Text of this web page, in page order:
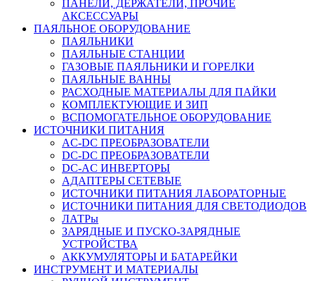
ПАНЕЛИ, ДЕРЖАТЕЛИ, ПРОЧИЕ
АКСЕССУАРЫ
ПАЯЛЬНОЕ ОБОРУДОВАНИЕ
ПАЯЛЬНИКИ
ПАЯЛЬНЫЕ СТАНЦИИ
ГАЗОВЫЕ ПАЯЛЬНИКИ И ГОРЕЛКИ
ПАЯЛЬНЫЕ ВАННЫ
РАСХОДНЫЕ МАТЕРИАЛЫ ДЛЯ ПАЙКИ
КОМПЛЕКТУЮЩИЕ И ЗИП
ВСПОМОГАТЕЛЬНОЕ ОБОРУДОВАНИЕ
ИСТОЧНИКИ ПИТАНИЯ
AC-DC ПРЕОБРАЗОВАТЕЛИ
DC-DC ПРЕОБРАЗОВАТЕЛИ
DC-AC ИНВЕРТОРЫ
АДАПТЕРЫ СЕТЕВЫЕ
ИСТОЧНИКИ ПИТАНИЯ ЛАБОРАТОРНЫЕ
ИСТОЧНИКИ ПИТАНИЯ ДЛЯ СВЕТОДИОДОВ
ЛАТРы
ЗАРЯДНЫЕ И ПУСКО-ЗАРЯДНЫЕ
УСТРОЙСТВА
АККУМУЛЯТОРЫ И БАТАРЕЙКИ
ИНСТРУМЕНТ И МАТЕРИАЛЫ